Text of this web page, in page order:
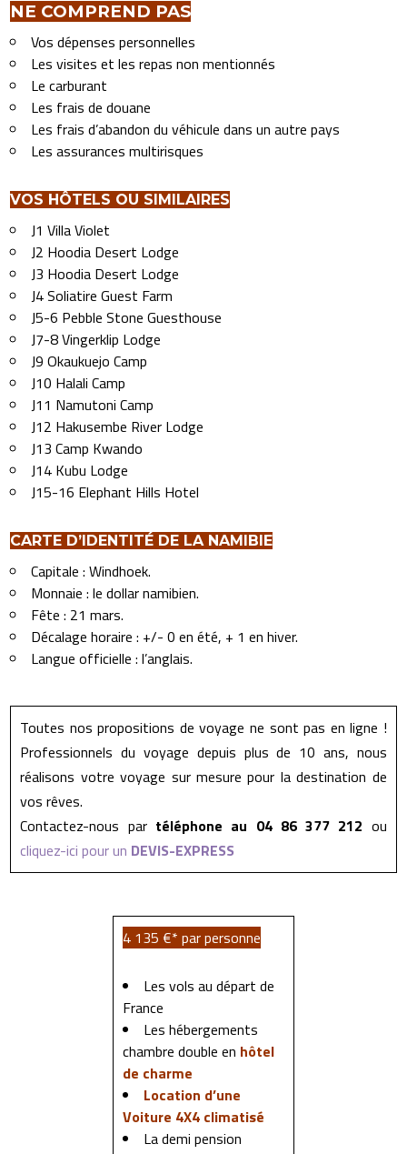
NE COMPREND PAS
Vos dépenses personnelles
Les visites et les repas non mentionnés
Le carburant
Les frais de douane
Les frais d’abandon du véhicule dans un autre pays
Les assurances multirisques
VOS HÔTELS OU SIMILAIRES
J1 Villa Violet
J2 Hoodia Desert Lodge
J3 Hoodia Desert Lodge
J4 Soliatire Guest Farm
J5-6 Pebble Stone Guesthouse
J7-8 Vingerklip Lodge
J9 Okaukuejo Camp
J10 Halali Camp
J11 Namutoni Camp
J12 Hakusembe River Lodge
J13 Camp Kwando
J14 Kubu Lodge
J15-16 Elephant Hills Hotel
CARTE D’IDENTITÉ DE LA NAMIBIE
Capitale : Windhoek.
Monnaie : le dollar namibien.
Fête : 21 mars.
Décalage horaire : +/- 0 en été, + 1 en hiver.
Langue officielle : l’anglais.
Toutes nos propositions de voyage ne sont pas en ligne !
Professionnels du voyage depuis plus de 10 ans, nous
réalisons votre voyage sur mesure pour la destination de
vos rêves.
Contactez-nous par téléphone au 04 86 377 212 ou
cliquez-ici pour un DEVIS-EXPRESS
4 135 €* par personne
Les vols au départ de
France
Les hébergements
chambre double en hôtel
de charme
Location d’une
Voiture 4X4 climatisé
La demi pension